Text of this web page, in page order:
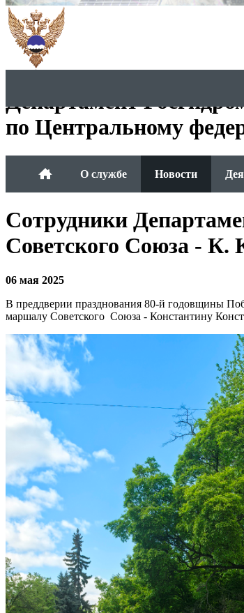
Департамент
по Центральному
О службе Новости
Сотрудники
Советского Союза - К.
06 мая 2025
В преддверии празднования 80-й годовщины
маршалу Советского Союза - Константину